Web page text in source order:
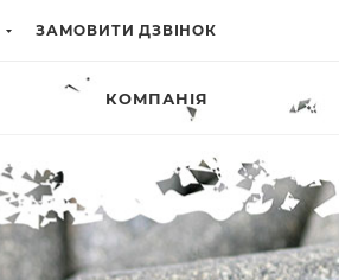
ЗАМОВИТИ ДЗВІНОК
КОМПАНІЯ